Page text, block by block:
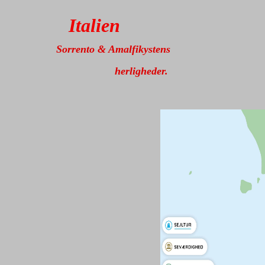
Italien
Sorrento & Amalfikystens
herligheder.